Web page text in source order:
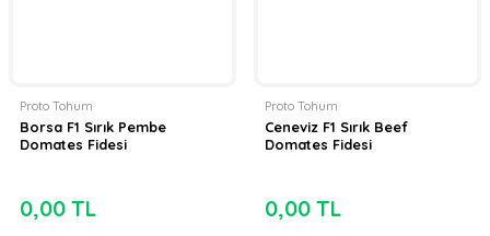
Proto Tohum
Borsa F1 Sırık Pembe
Domates Fidesi
0,00 TL
Proto Tohum
Ceneviz F1 Sırık Beef
Domates Fidesi
0,00 TL